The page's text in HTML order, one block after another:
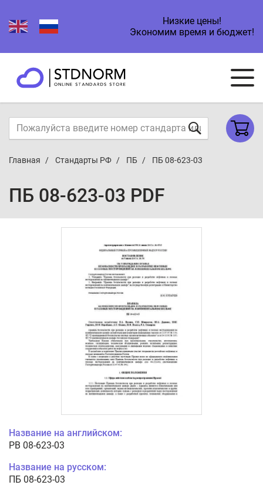
Низкие цены!
Экономим время и бюджет!
Главная Стандарты РФ ПБ ПБ 08-623-03
ПБ 08-623-03 PDF
Название на английском:
PB 08-623-03
Название на русском:
ПБ 08-623-03